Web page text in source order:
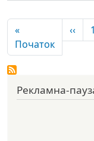
Розбивка на
«
ПочатокПерша
‹‹ 1
Рекламна-